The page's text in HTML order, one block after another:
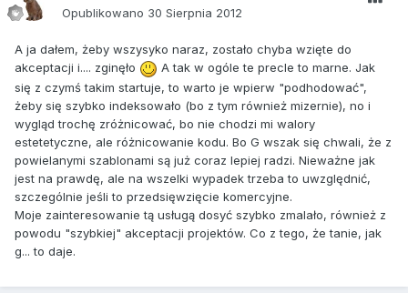
Opublikowano 30 Sierpnia 2012
A ja dałem, żeby wszysyko naraz, zostało chyba wzięte do
akceptacji i.... zginęło
A tak w ogóle te precle to marne. Jak
się z czymś takim startuje, to warto je wpierw "podhodować",
żeby się szybko indeksowało (bo z tym również mizernie), no i
wygląd trochę zróżnicować, bo nie chodzi mi walory
estetetyczne, ale różnicowanie kodu. Bo G wszak się chwali, że z
powielanymi szablonami są już coraz lepiej radzi. Nieważne jak
jest na prawdę, ale na wszelki wypadek trzeba to uwzględnić,
szczególnie jeśli to przedsięwzięcie komercyjne.
Moje zainteresowanie tą usługą dosyć szybko zmalało, również z
powodu "szybkiej" akceptacji projektów. Co z tego, że tanie, jak
g... to daje.